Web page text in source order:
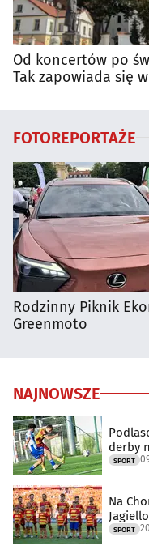
Od koncertów po
Tak zapowiada się
FOTOREPORTAŻE
Rodzinny Piknik
Greenmoto
NAJNOWSZE
derby
SPORT
Na
SPORT